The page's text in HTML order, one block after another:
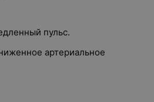
пульс.
артериальное